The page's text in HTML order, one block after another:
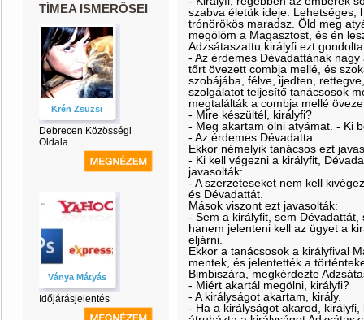
TÍMEA ISMERŐSEI
Krén Zsuzsi
Debrecen Közösségi
Oldala
Ványa Mátyás
Időjárásjelentés
szabva életük ideje. Lehetséges,
trónörökös maradsz. Öld meg
megölöm a Magasztost, és én
Adzsátaszattu királyfi ezt
- Az érdemes Dévadattának
tőrt övezett combja mellé, és
szobájába, félve, ijedten,
szolgálatot teljesítő tanácsosok
megtalálták a combja mellé
- Mire készültél, királyfi?
- Meg akartam ölni atyámat. - Ki
- Az érdemes Dévadatta.
Ekkor némelyik tanácsos ezt
- Ki kell végezni a királyfit,
javasolták:
- A szerzeteseket nem kell
és Dévadattát.
Mások viszont ezt javasolták:
- Sem a királyfit, sem
hanem jelenteni kell az ügyet a
eljárni.
Ekkor a tanácsosok a királyfival
mentek, és jelentették a
Bimbiszára, megkérdezte
- Miért akartál megölni, királyfi?
- A királyságot akartam, király.
- Ha a királyságot akarod,